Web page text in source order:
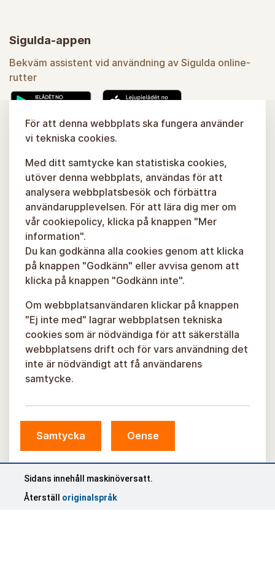
Sigulda-appen
Bekväm assistent vid användning av Sigulda online-
rutter
Lära sig mer
För att denna webbplats ska fungera använder
vi tekniska cookies.
Med ditt samtycke kan statistiska cookies,
utöver denna webbplats, användas för att
analysera webbplatsbesök och förbättra
användarupplevelsen. För att lära dig mer om
vår cookiepolicy, klicka på knappen "Mer
information".
Du kan godkänna alla cookies genom att klicka
på knappen "Godkänn" eller avvisa genom att
klicka på knappen "Godkänn inte".
Om webbplatsanvändaren klickar på knappen
"Ej inte med" lagrar webbplatsen tekniska
cookies som är nödvändiga för att säkerställa
webbplatsens drift och för vars användning det
inte är nödvändigt att få användarens
samtycke.
Samtycka Oense
Sidans innehåll maskinöversatt.
Återställ originalspråk